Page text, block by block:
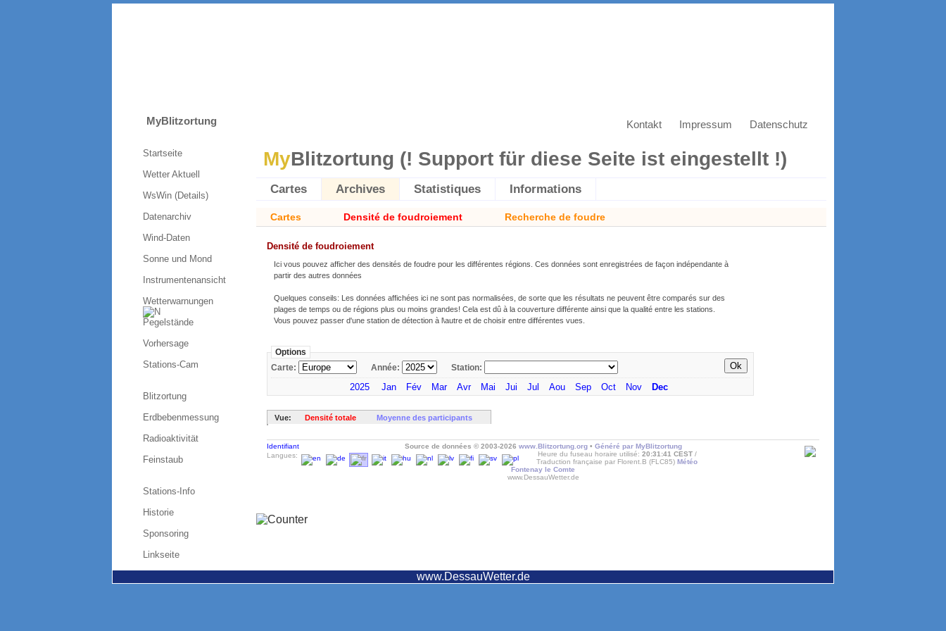
MyBlitzortung Kontakt Impressum Datenschutz
MyBlitzortung (! Support für diese Seite ist eingestellt !)
Cartes Archives Statistiques Informations
Cartes Densité de foudroiement Recherche de foudre
Densité de foudroiement
Ici vous pouvez afficher des densités de foudre pour les différentes régions. Ces données sont enregistrées de façon indépendante à
partir des autres données
Quelques conseils: Les données affichées ici ne sont pas normalisées, de sorte que les résultats ne peuvent être comparés sur des
plages de temps ou de régions plus ou moins grandes! Cela est dû à la couverture différente ainsi que la qualité entre les stations.
Vous pouvez passer d'une station de détection à l\autre et de choisir entre différentes vues.
Options
Carte:
Année: Station:
2025 Jan Fév Mar Avr Mai Jui Jul Aou Sep Oct Nov Dec
Vue: Densité totale Moyenne des participants
Identifiant
Langues:
Source de données © 2003-2026 www.Blitzortung.org• Généré par MyBlitzortung
Heure du fuseau horaire utilisé: 20:31:41 CEST
Traduction française par Florent.B (FLC85) Météo
Fontenay le Comte
www.DessauWetter.de
Startseite
Wetter Aktuell
WsWin (Details)
Datenarchiv
Wind-Daten
Sonne und Mond
Instrumentenansicht
Wetterwarnungen
Pegelstände
Vorhersage
Stations-Cam
Blitzortung
Erdbebenmessung
Radioaktivität
Feinstaub
Stations-Info
Historie
Sponsoring
Linkseite
www.DessauWetter.de